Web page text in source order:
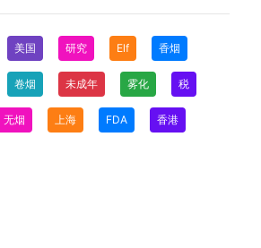
美国 研究 Elf 香烟
卷烟 未成年 雾化 税
无烟 上海 FDA 香港